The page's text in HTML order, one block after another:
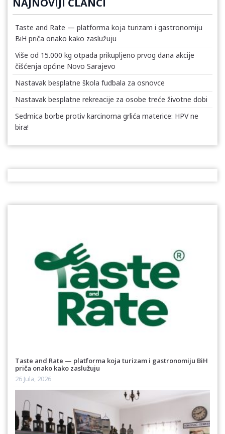
Taste and Rate — platforma koja turizam i gastronomiju
BiH priča onako kako zaslužuju
Više od 15.000 kg otpada prikupljeno prvog dana akcije
čišćenja općine Novo Sarajevo
Nastavak besplatne škola fudbala za osnovce
Nastavak besplatne rekreacije za osobe treće životne dobi
Sedmica borbe protiv karcinoma grlića materice: HPV ne
bira!
Taste and Rate — platforma koja turizam i gastronomiju BiH
priča onako kako zaslužuju
26 Jula, 2026